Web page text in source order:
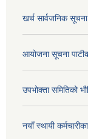
खर्च सार्वजनिक
आयोजना सूचना
उपभोक्ता समितिको
नयाँ स्थायी